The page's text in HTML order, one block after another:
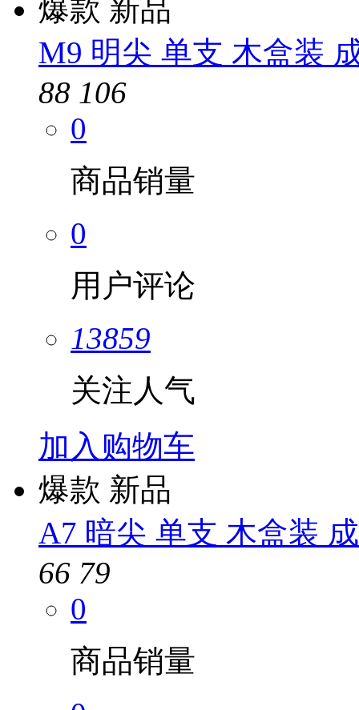
爆款 新品
M9 明尖 单支 木盒装
88 106
0
商品销量
0
用户评论
13859
关注人气
加入购物车
爆款 新品
A7 暗尖 单支 木盒装
66 79
0
商品销量